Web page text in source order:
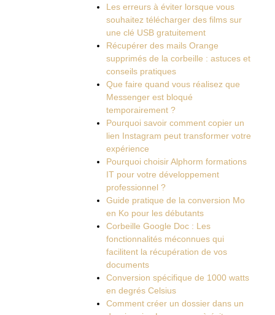
Les erreurs à éviter lorsque vous
souhaitez télécharger des films sur
une clé USB gratuitement
Récupérer des mails Orange
supprimés de la corbeille : astuces et
conseils pratiques
Que faire quand vous réalisez que
Messenger est bloqué
temporairement ?
Pourquoi savoir comment copier un
lien Instagram peut transformer votre
expérience
Pourquoi choisir Alphorm formations
IT pour votre développement
professionnel ?
Guide pratique de la conversion Mo
en Ko pour les débutants
Corbeille Google Doc : Les
fonctionnalités méconnues qui
facilitent la récupération de vos
documents
Conversion spécifique de 1000 watts
en degrés Celsius
Comment créer un dossier dans un